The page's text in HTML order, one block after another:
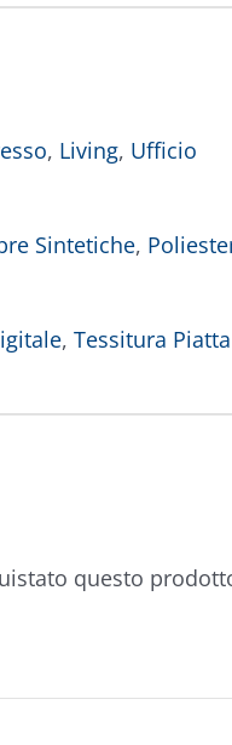
, Living, Ufficio
Sintetiche,
, Tessitura Piatta
questo